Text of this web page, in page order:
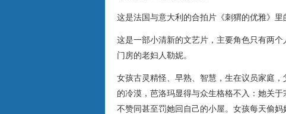
这是法国与意大利的合拍片《刺猬的优雅》
这是一部小清新的文艺片，主要角色只有两
门房的老妇人勒妮。
女孩古灵精怪、早熟、智慧，生在议员家庭
的冷漠，芭洛玛显得与众生格格不入：她关
不赞同甚至罚她回自己的小屋。女孩每天偷